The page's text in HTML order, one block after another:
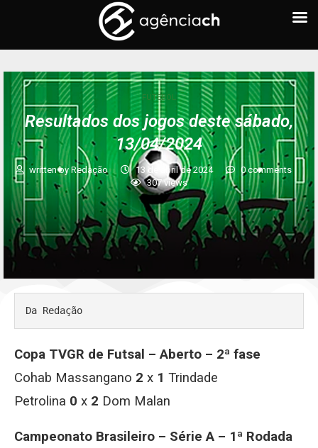
FUTEBOL
Resultados dos jogos deste sábado,
13/04/2024
written by Redação 13 de abril de 2024
0 comments
307views
Da Redação
Copa TVGR de Futsal – Aberto – 2ª fase
Cohab Massangano 2 x 1 Trindade
Petrolina 0 x 2 Dom Malan
Campeonato Brasileiro – Série A – 1ª Rodada